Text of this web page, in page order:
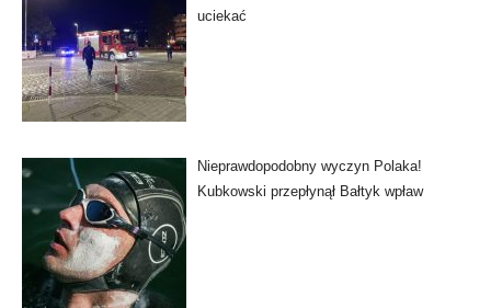
uciekać
Nieprawdopodobny wyczyn Polaka!
Kubkowski przepłynął Bałtyk wpław